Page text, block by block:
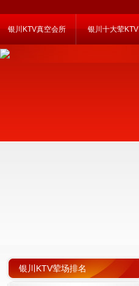
银川KTV真空会所 银川十大荤KTV
银川KTV荤场排名